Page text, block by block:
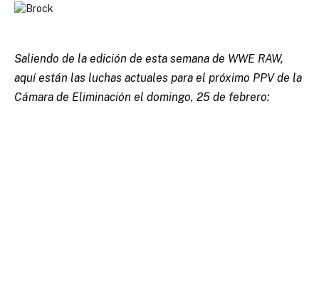
Saliendo de la edición de esta semana de WWE RAW,
aquí están las luchas actuales para el próximo PPV de la
Cámara de Eliminación el domingo, 25 de febrero: